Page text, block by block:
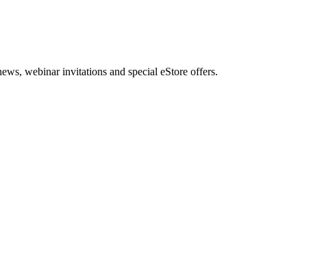
webinar invitations and special eStore offers.